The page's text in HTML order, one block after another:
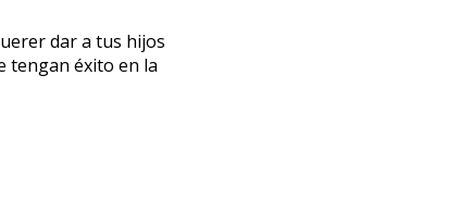
dar a tus hijos
tengan éxito en la